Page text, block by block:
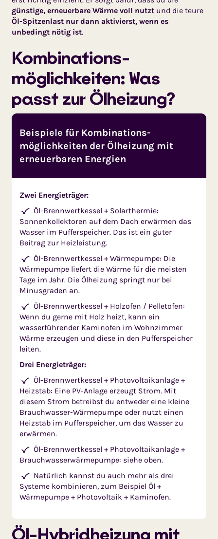
günstige, erneuerbare Wärme voll nutzt und die teure
Öl-Spitzenlast nur dann aktivierst, wenn es
unbedingt nötig ist.
Kombinations­
möglichkeiten: Was
passt zur Ölheizung?
Beispiele für Kombinations­
möglichkeiten der Ölheizung mit
erneuerbaren Energien
Zwei Energieträger:
Öl-Brennwertkessel + Solarthermie:
Sonnenkollektoren auf dem Dach erwärmen das
Wasser im Pufferspeicher. Das ist ein guter
Beitrag zur Heizleistung.
Öl-Brennwertkessel + Wärmepumpe: Die
Wärmepumpe liefert die Wärme für die meisten
Tage im Jahr. Die Ölheizung springt nur bei
Minusgraden an.
Öl-Brennwertkessel + Holzofen / Pelletofen:
Wenn du gerne mit Holz heizt, kann ein
wasserführender Kaminofen im Wohnzimmer
Wärme erzeugen und diese in den Pufferspeicher
leiten.
Drei Energieträger:
Öl-Brennwertkessel + Photovoltaikanlage +
Heizstab: Eine PV-Anlage erzeugt Strom. Mit
diesem Strom betreibst du entweder eine kleine
Brauchwasser-Wärmepumpe oder nutzt einen
Heizstab im Pufferspeicher, um das Wasser zu
erwärmen.
Öl-Brennwertkessel + Photovoltaikanlage +
Brauchwasserwärmepumpe: siehe oben.
Natürlich kannst du auch mehr als drei
Systeme kombinieren, zum Beispiel Öl +
Wärmepumpe + Photovoltaik + Kaminofen.
Öl-Hybridheizung mit